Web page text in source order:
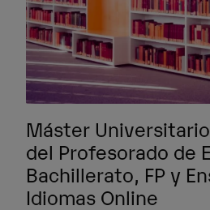
Máster
del Profesorado de
Bachillerato, FP y
Idiomas Online